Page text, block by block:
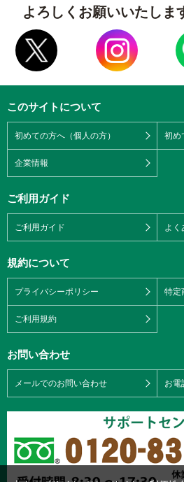
よろしくお願いいたしま
このサイトについて
初めての方へ（個人の方） 初め
企業情報
ご利用ガイド
ご利用ガイド よく
規約について
プライバシーポリシー 特定
ご利用規約
お問い合わせ
メールでのお問い合わせ お電